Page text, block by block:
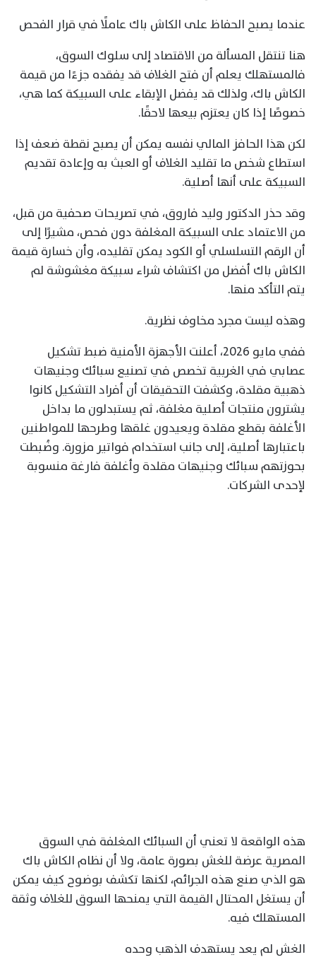
عندما يصبح الحفاظ على الكاش باك عاملًا في قرار الفحص
هنا تنتقل المسألة من الاقتصاد إلى سلوك السوق،
فالمستهلك يعلم أن فتح الغلاف قد يفقده جزءًا من قيمة
الكاش باك، ولذلك قد يفضل الإبقاء على السبيكة كما هي،
خصوصًا إذا كان يعتزم بيعها لاحقًا.
لكن هذا الحافز المالي نفسه يمكن أن يصبح نقطة ضعف إذا
استطاع شخص ما تقليد الغلاف أو العبث به وإعادة تقديم
السبيكة على أنها أصلية.
وقد حذر الدكتور وليد فاروق، في تصريحات صحفية من قبل،
من الاعتماد على السبيكة المغلفة دون فحص، مشيرًا إلى
أن الرقم التسلسلي أو الكود يمكن تقليده، وأن خسارة قيمة
الكاش باك أفضل من اكتشاف شراء سبيكة مغشوشة لم
يتم التأكد منها.
وهذه ليست مجرد مخاوف نظرية.
ففي مايو 2026، أعلنت الأجهزة الأمنية ضبط تشكيل
عصابي في الغربية تخصص في تصنيع سبائك وجنيهات
ذهبية مقلدة، وكشفت التحقيقات أن أفراد التشكيل كانوا
يشترون منتجات أصلية مغلفة، ثم يستبدلون ما بداخل
الأغلفة بقطع مقلدة ويعيدون غلقها وطرحها للمواطنين
باعتبارها أصلية، إلى جانب استخدام فواتير مزورة. وضُبطت
بحوزتهم سبائك وجنيهات مقلدة وأغلفة فارغة منسوبة
لإحدى الشركات.
هذه الواقعة لا تعني أن السبائك المغلفة في السوق
المصرية عرضة للغش بصورة عامة، ولا أن نظام الكاش باك
هو الذي صنع هذه الجرائم، لكنها تكشف بوضوح كيف يمكن
أن يستغل المحتال القيمة التي يمنحها السوق للغلاف وثقة
المستهلك فيه.
الغش لم يعد يستهدف الذهب وحده